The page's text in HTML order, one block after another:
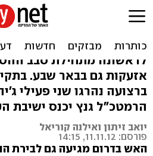
אש בכל הגזרה:
יירטה גראד
לראשונה מתחילת סבב
אזעקות גם בבאר שבע.
ברצועה נהרגו שני פעילי
הרמטכ"ל גנץ יכנס ישיבת
יואב זיתון ואילנה קוריאל
פורסם: 11.11.12, 14:15
האש בדרום מגיעה גם לבירת